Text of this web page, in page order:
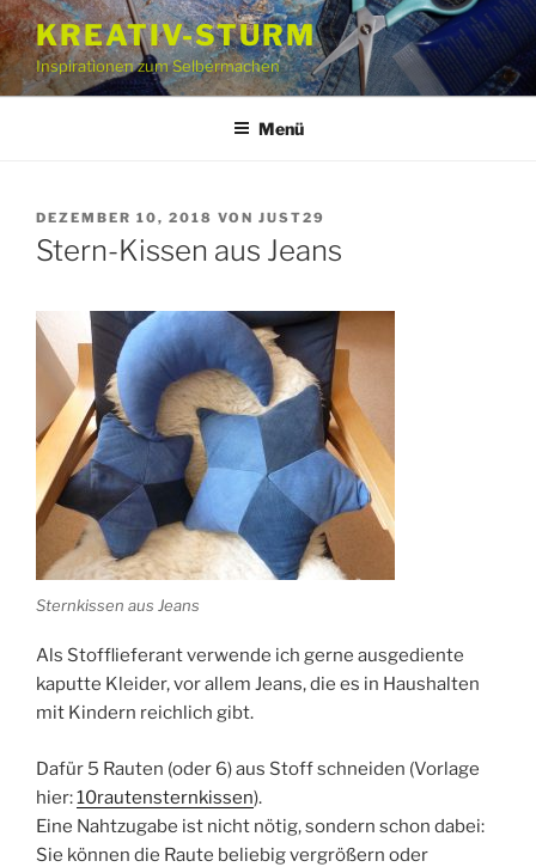
Zum
Inhalt
springen
KREATIV-STURM
Inspirationen zum Selbermachen
Menü
VERÖFFENTLICHT
AM
DEZEMBER 10, 2018 VON JUST29
Stern-Kissen aus Jeans
Sternkissen aus Jeans
Als Stofflieferant verwende ich gerne ausgediente
kaputte Kleider, vor allem Jeans, die es in Haushalten
mit Kindern reichlich gibt.
Dafür 5 Rauten (oder 6) aus Stoff schneiden (Vorlage
hier:10rautensternkissen).
Eine Nahtzugabe ist nicht nötig, sondern schon dabei:
Sie können die Raute beliebig vergrößern oder